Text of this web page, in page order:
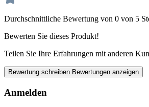
Durchschnittliche Bewertung von 0 von 5
Bewerten Sie dieses Produkt!
Teilen Sie Ihre Erfahrungen mit anderen
Bewertung schreiben Bewertungen anzeigen
Anmelden